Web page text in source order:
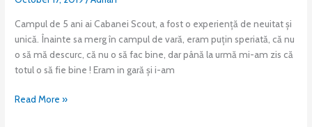
Campul de 5 ani ai Cabanei Scout, a fost o experiență de neuitat și
unică. Înainte sa merg în campul de vară, eram puțin speriată, că nu
o să mă descurc, că nu o să fac bine, dar până la urmă mi-am zis că
totul o să fie bine ! Eram in gară și i-am
Read More »